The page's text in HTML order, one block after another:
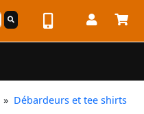
» Débardeurs et tee shirts